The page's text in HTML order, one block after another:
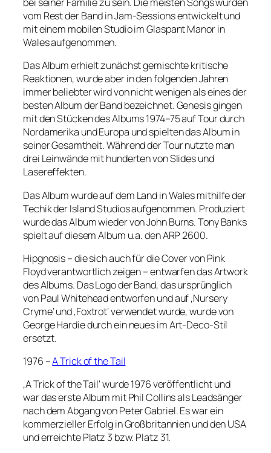
vom Rest der Band in Jam-Sessions entwickelt und
mit einem mobilen Studio im Glaspant Manor in
Wales aufgenommen.
Das Album erhielt zunächst gemischte kritische
Reaktionen, wurde aber in den folgenden Jahren
immer beliebter wird von nicht wenigen als eines der
besten Album der Band bezeichnet. Genesis gingen
mit den Stücken des Albums 1974–75 auf Tour durch
Nordamerika und Europa und spielten das Album in
seiner Gesamtheit. Während der Tour nutzte man
drei Leinwände mit hunderten von Slides und
Lasereffekten.
Das Album wurde auf dem Land in Wales mithilfe der
Techik der Island Studios aufgenommen. Produziert
wurde das Album wieder von John Burns. Tony Banks
spielt auf diesem Album u.a. den ARP 2600.
Hipgnosis – die sich auch für die Cover von Pink
Floyd verantwortlich zeigen – entwarfen das Artwork
des Albums. Das Logo der Band, das ursprünglich
von Paul Whitehead entworfen und auf ‚Nursery
Cryme‘ und ‚Foxtrot‘ verwendet wurde, wurde von
George Hardie durch ein neues im Art-Deco-Stil
ersetzt.
1976 –A Trick of the Tail
‚A Trick of the Tail‘ wurde 1976 veröffentlicht und
war das erste Album mit Phil Collins als Leadsänger
nach dem Abgang von Peter Gabriel. Es war ein
kommerzieller Erfolg in Großbritannien und den USA
und erreichte Platz 3 bzw. Platz 31.